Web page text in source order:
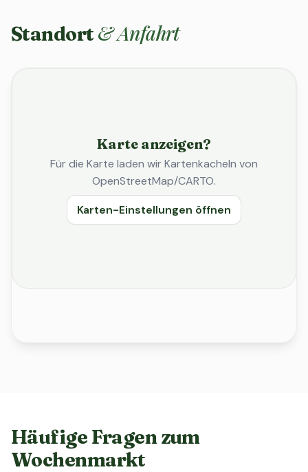
Standort & Anfahrt
Karte anzeigen?
Für die Karte laden wir Kartenkacheln von
OpenStreetMap/CARTO.
Karten-Einstellungen öffnen
Häufige Fragen zum
Wochenmarkt